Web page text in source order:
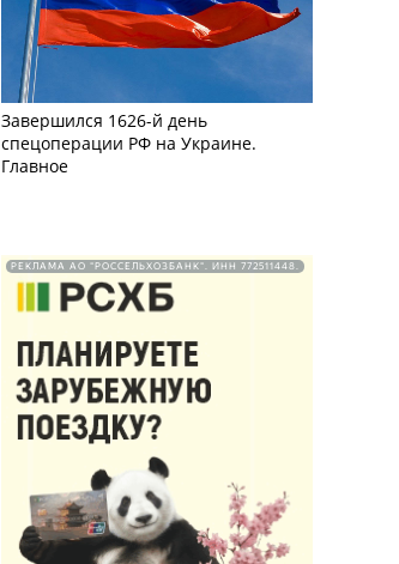
Завершился 1626-й день
спецоперации РФ на Украине.
Главное
РЕКЛАМА АО "РОССЕЛЬХОЗБАНК". ИНН 772511448.